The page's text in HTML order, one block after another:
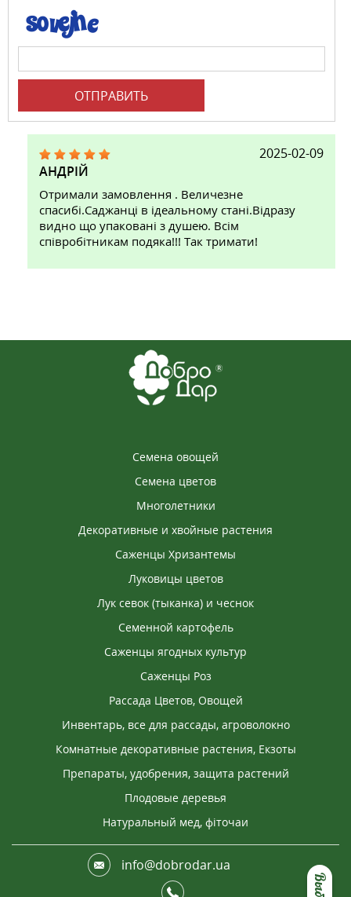
ОТПРАВИТЬ
2025-02-09
АНДРІЙ
Отримали замовлення . Величезне
спасибі.Саджанці в ідеальному стані.Відразу
видно що упаковані з душею. Всім
співробітникам подяка!!! Так тримати!
Семена овощей
Семена цветов
Многолетники
Декоративные и хвойные растения
Саженцы Хризантемы
Луковицы цветов
Лук севок (тыканка) и чеснок
Семенной картофель
Саженцы ягодных культур
Саженцы Роз
Рассада Цветов, Овощей
Инвентарь, все для рассады, агроволокно
Комнатные декоративные растения, Екзоты
Препараты, удобрения, защита растений
Плодовые деревья
Натуральный мед, фіточаи
info@dobrodar.ua